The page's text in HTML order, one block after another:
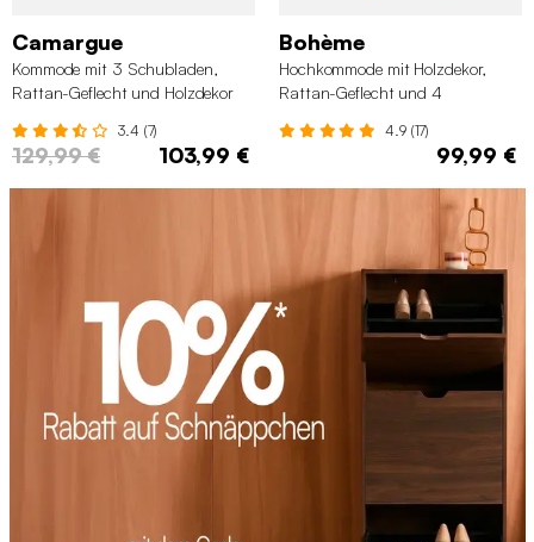
Camargue
Kommode mit 3 Schubladen,
Rattan-Geflecht und Holzdekor
3.4 (7)
129,99 € 103,99 €
Bohème
Hochkommode mit Holzdekor,
Rattan-Geflecht und 4
4.9 (17)
99,99 €